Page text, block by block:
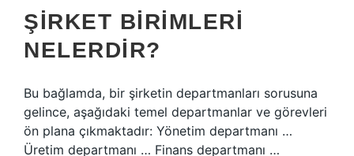
ŞIRKET BIRIMLERI
NELERDIR?
Bu bağlamda, bir şirketin departmanları sorusuna
gelince, aşağıdaki temel departmanlar ve görevleri
ön plana çıkmaktadır: Yönetim departmanı …
Üretim departmanı … Finans departmanı …